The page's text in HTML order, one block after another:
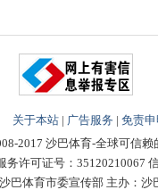
关于本站 | 广告服务 | 免责
2017 沙巴体育-全球可信赖
务许可证号：35120210067
巴体育市委宣传部 主办：